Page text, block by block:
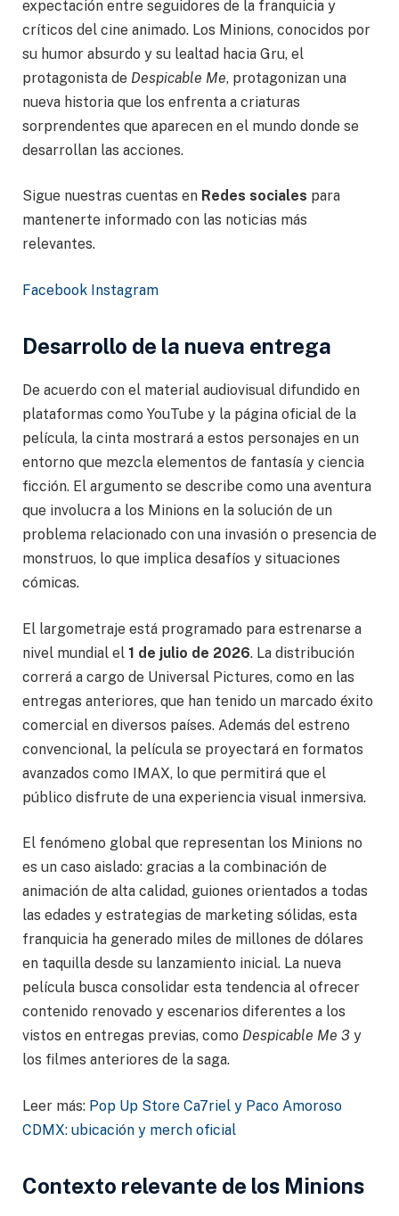
expectación entre seguidores de la franquicia y
críticos del cine animado. Los Minions, conocidos por
su humor absurdo y su lealtad hacia Gru, el
protagonista de Despicable Me, protagonizan una
nueva historia que los enfrenta a criaturas
sorprendentes que aparecen en el mundo donde se
desarrollan las acciones.
Sigue nuestras cuentas en Redes sociales para
mantenerte informado con las noticias más
relevantes.
Facebook Instagram
Desarrollo de la nueva entrega
De acuerdo con el material audiovisual difundido en
plataformas como YouTube y la página oficial de la
película, la cinta mostrará a estos personajes en un
entorno que mezcla elementos de fantasía y ciencia
ficción. El argumento se describe como una aventura
que involucra a los Minions en la solución de un
problema relacionado con una invasión o presencia de
monstruos, lo que implica desafíos y situaciones
cómicas.
El largometraje está programado para estrenarse a
nivel mundial el 1 de julio de 2026. La distribución
correrá a cargo de Universal Pictures, como en las
entregas anteriores, que han tenido un marcado éxito
comercial en diversos países. Además del estreno
convencional, la película se proyectará en formatos
avanzados como IMAX, lo que permitirá que el
público disfrute de una experiencia visual inmersiva.
El fenómeno global que representan los Minions no
es un caso aislado: gracias a la combinación de
animación de alta calidad, guiones orientados a todas
las edades y estrategias de marketing sólidas, esta
franquicia ha generado miles de millones de dólares
en taquilla desde su lanzamiento inicial. La nueva
película busca consolidar esta tendencia al ofrecer
contenido renovado y escenarios diferentes a los
vistos en entregas previas, como Despicable Me 3 y
los filmes anteriores de la saga.
Leer más: Pop Up Store Ca7riel y Paco Amoroso
CDMX: ubicación y merch oficial
Contexto relevante de los Minions